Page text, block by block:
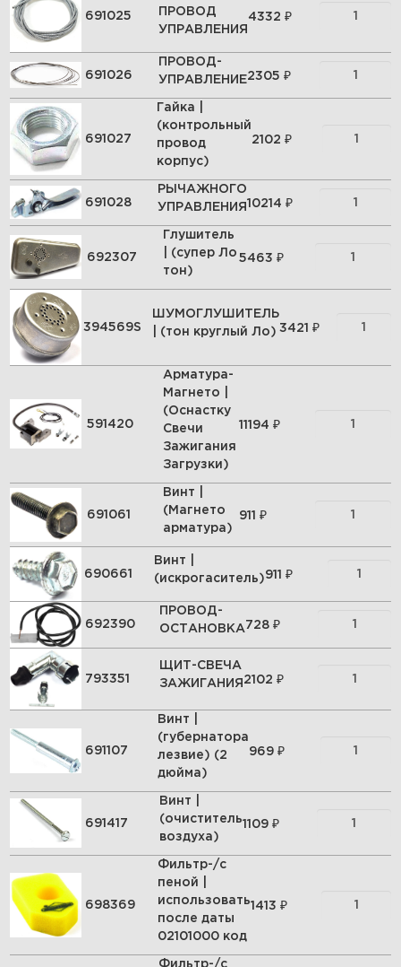
691025
ПРОВОД
УПРАВЛЕНИЯ
4332 ₽
691026
ПРОВОД-
УПРАВЛЕНИЕ2305 ₽
691027
Гайка |
(контрольный
провод
корпус)
2102 ₽
691028
РЫЧАЖНОГО
УПРАВЛЕНИЯ10214 ₽
692307
Глушитель
| (супер Ло
тон)
5463 ₽
394569S
ШУМОГЛУШИТЕЛЬ
| (тон круглый Ло) 3421 ₽
591420
Арматура-
Магнето |
(Оснастку
Свечи
Зажигания
Загрузки)
11194 ₽
691061
Винт |
(Магнето
арматура)
911 ₽
690661
Винт |
(искрогаситель)911 ₽
692390
ПРОВОД-
ОСТАНОВКА728 ₽
793351
ЩИТ-СВЕЧА
ЗАЖИГАНИЯ 2102 ₽
691107
Винт |
(губернатора
лезвие) (2
дюйма)
969 ₽
691417
Винт |
(очиститель
воздуха)
1109 ₽
698369
Фильтр-/с
пеной |
использовать
после даты
02101000 код
1413 ₽
Фильтр-/с